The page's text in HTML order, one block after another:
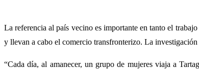
La referencia al país vecino es importante en tanto el
y llevan a cabo el comercio transfronterizo. La
“Cada día, al amanecer, un grupo de mujeres viaja a